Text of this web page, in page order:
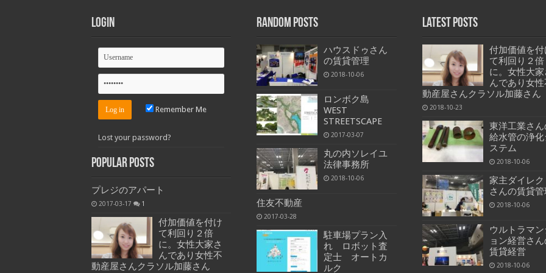
Login
Remember Me
Lost your password?
Popular Posts
プレジのアパート
2017-03-17 1
付加価値を付け
て利回り２倍
に。女性大家さ
んであり女性不
動産屋さんクラソル加藤さん
Random Posts
ハウスドゥさん
の賃貸管理
2018-10-06
ロンボク島
WEST
STREETSCAPE
2017-03-07
丸の内ソレイユ
法律事務所
2018-10-06
住友不動産
2017-03-28
駐車場プラン入
れ ロボット査
定士 オートカ
ルク
Latest Posts
付加価値を付
て利回り２倍
に。女性大家
んであり女性
動産屋さんクラソル加藤さん
2018-10-23
東洋工業さん
給水管の浄化
ステム
2018-10-06
家主ダイレク
さんの賃貸管
2018-10-06
ウルトラマン
ョン経営さ
賃貸経営
2018-10-06